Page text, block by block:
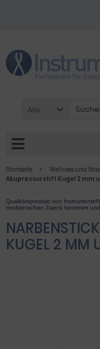
Alle
Startseite Wellness und
Akupressurstift Kugel 2 mm
KUGEL 2 MM